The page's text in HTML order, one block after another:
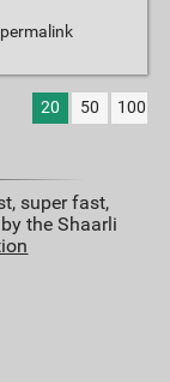
permalink
20 50 100
super fast,
the Shaarli